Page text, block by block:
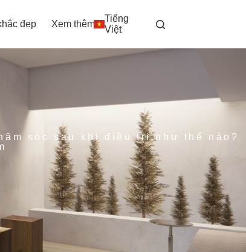
đẹp Xem thêm
Tiếng
Việt
sóc sau khi điều trị như thế nào?